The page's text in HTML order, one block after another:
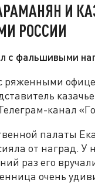
И
РОССИИ
с фальшивыми
ряженными
канал
палаты
от наград. У
раз его
очень